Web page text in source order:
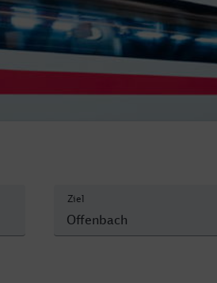
Ziel